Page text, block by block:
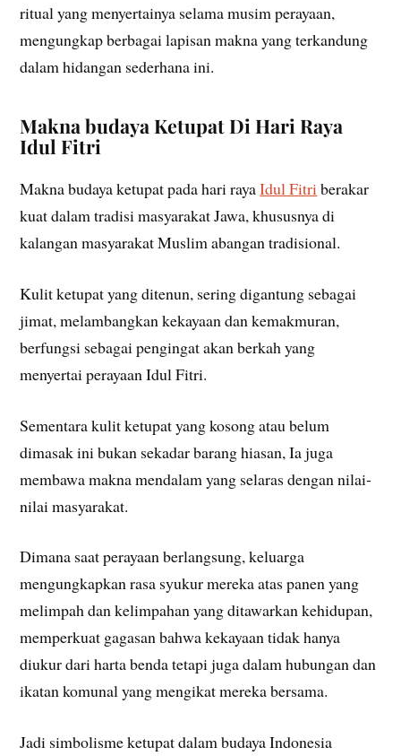
ritual yang menyertainya selama musim perayaan,
mengungkap berbagai lapisan makna yang terkandung
dalam hidangan sederhana ini.
Makna budaya Ketupat Di Hari Raya
Idul Fitri
Makna budaya ketupat pada hari rayaIdul Fitriberakar
kuat dalam tradisi masyarakat Jawa, khususnya di
kalangan masyarakat Muslim abangan tradisional.
Kulit ketupat yang ditenun, sering digantung sebagai
jimat, melambangkan kekayaan dan kemakmuran,
berfungsi sebagai pengingat akan berkah yang
menyertai perayaan Idul Fitri.
Sementara kulit ketupat yang kosong atau belum
dimasak ini bukan sekadar barang hiasan, Ia juga
membawa makna mendalam yang selaras dengan nilai-
nilai masyarakat.
Dimana saat perayaan berlangsung, keluarga
mengungkapkan rasa syukur mereka atas panen yang
melimpah dan kelimpahan yang ditawarkan kehidupan,
memperkuat gagasan bahwa kekayaan tidak hanya
diukur dari harta benda tetapi juga dalam hubungan dan
ikatan komunal yang mengikat mereka bersama.
Jadi simbolisme ketupat dalam budaya Indonesia